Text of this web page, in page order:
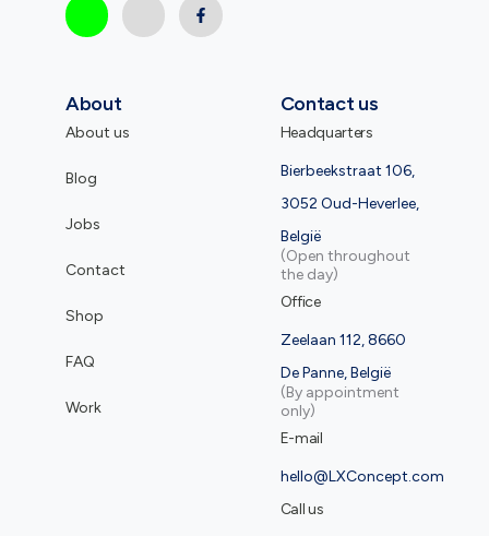
About
About us
Blog
Jobs
Contact
Shop
FAQ
Work
Contact us
Headquarters
Bierbeekstraat 106,
3052 Oud-Heverlee,
België
(Open throughout
the day)
Office
Zeelaan 112, 8660
De Panne, België
(By appointment
only)
E-mail
hello@LXConcept.com
Call us